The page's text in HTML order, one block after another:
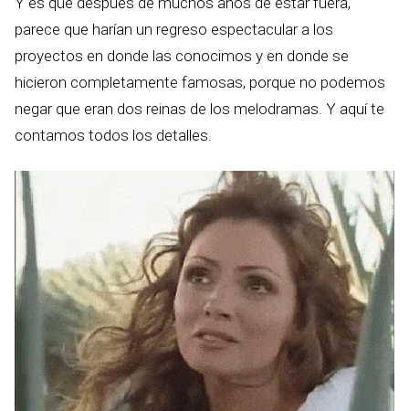
parece que harían un regreso espectacular a los
proyectos en donde las conocimos y en donde se
hicieron completamente famosas, porque no podemos
negar que eran dos reinas de los melodramas. Y aquí te
contamos todos los detalles.